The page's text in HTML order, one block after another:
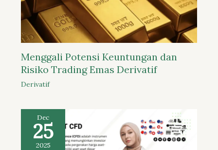
Menggali Potensi Keuntungan dan
Risiko Trading Emas Derivatif
Derivatif
Dec
25
2025